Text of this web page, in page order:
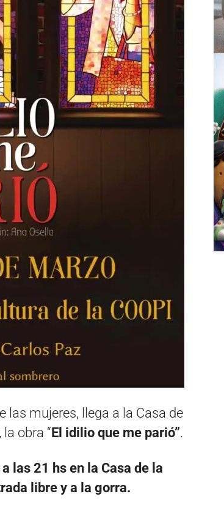
las mujeres, llega a la Casa de
obra “El idilio que me parió”.
las 21 hs en la Casa de la
libre y a la gorra.